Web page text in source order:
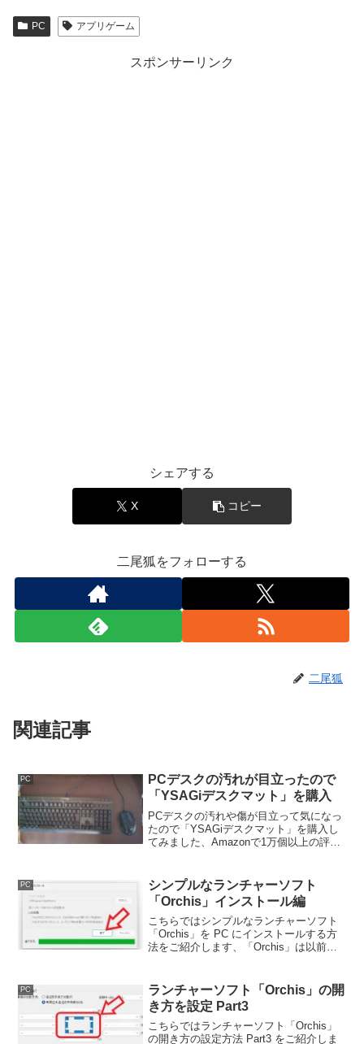
PC アプリゲーム
スポンサーリンク
シェアする
X コピー
二尾狐をフォローする
二尾狐
関連記事
PC
PCデスクの汚れが目立ったので
「YSAGiデスクマット」を購入
PCデスクの汚れや傷が目立って気になっ
たので「YSAGiデスクマット」を購入し
てみました、Amazonで1万個以上の評価
豊富だったのも選んだ理由です。
PC
シンプルなランチャーソフト
「Orchis」インストール編
こちらではシンプルなランチャーソフト
「Orchis」を PC にインストールする方
法をご紹介します、「Orchis」は以前ご
「CLaunch」が合わなかった方はこちら
をお試しください。
PC
ランチャーソフト「Orchis」の開
き方を設定 Part3
こちらではランチャーソフト「Orchis」
の開き方の設定方法 Part3 をご紹介しま